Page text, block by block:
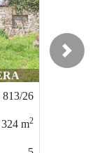
241-26
55m
Next